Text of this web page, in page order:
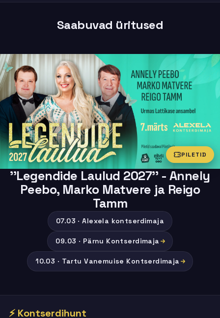
Saabuvad üritused
PILETID
''Legendide Laulud 2027'' - Annely
Peebo, Marko Matvere ja Reigo
Tamm
07.03 · Alexela kontserdimaja
09.03 · Pärnu Kontserdimaja
10.03 · Tartu Vanemuise Kontserdimaja
⚡ Kontserdihunt